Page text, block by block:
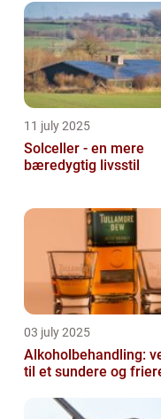
vedligeholdelse
11 july 2025
Solceller - en mere
bæredygtig livsstil
03 july 2025
Alkoholbehandling:
til et sundere og